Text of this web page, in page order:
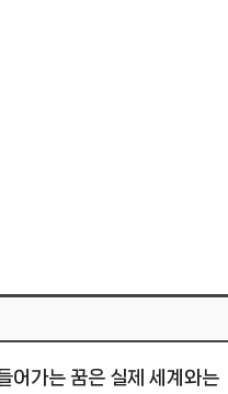
어가는 꿈은 실제 세계와는